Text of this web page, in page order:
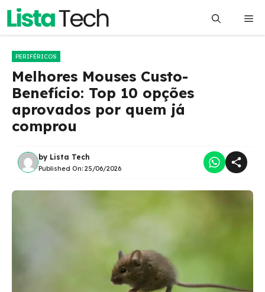
Pular
o
PERIFÉRICOS
Melhores Mouses Custo-
Benefício: Top 10 opções
aprovados por quem já
comprou
by Lista Tech
Published On: 25/06/2026